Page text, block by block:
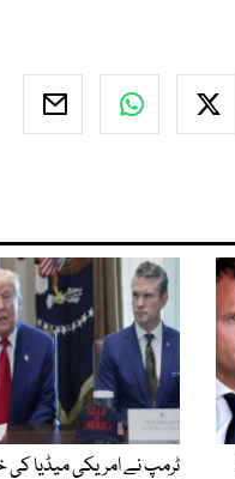
ٹرمپ نے امریکی میڈیا کی